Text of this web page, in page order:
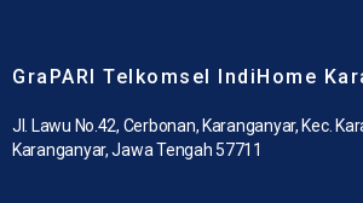
GraPARI Telkomsel IndiHome
Jl. Lawu No.42, Cerbonan, Karanganyar, Kec.
Karanganyar, Jawa Tengah 57711